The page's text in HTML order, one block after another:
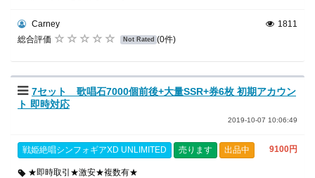
Carney
総合評価
Not Rated (0件)
1811
7セット 歌唱石7000個前後+大量SSR+券6枚 初期アカウン
ト 即時対応
2019-10-07 10:06:49
戦姫絶唱シンフォギアXD UNLIMITED 売ります 出品中 9100円
★即時取引★激安★複数有★